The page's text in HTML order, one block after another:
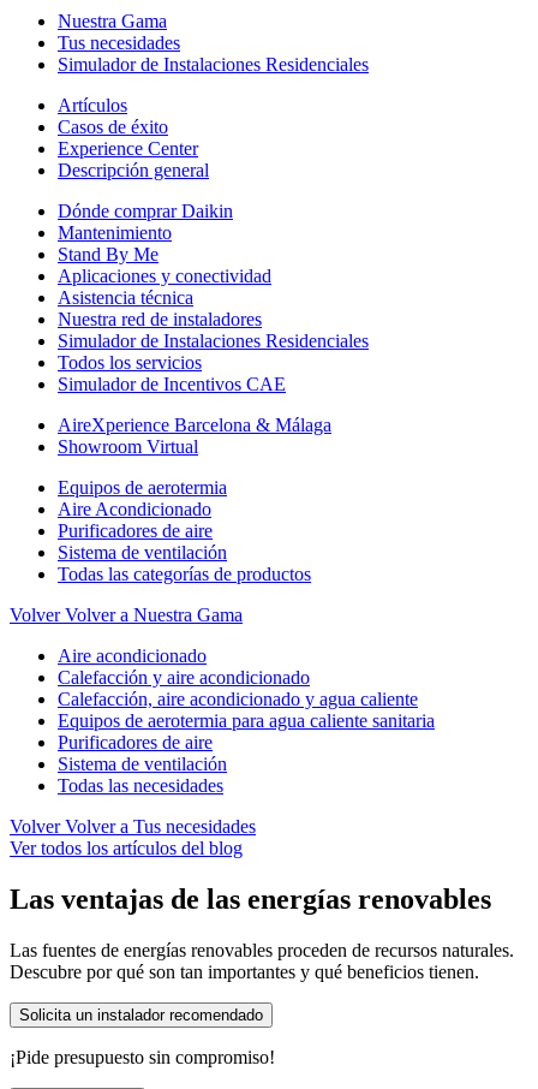
Nuestra Gama
Tus necesidades
Simulador de Instalaciones Residenciales
Artículos
Casos de éxito
Experience Center
Descripción general
Dónde comprar Daikin
Mantenimiento
Stand By Me
Aplicaciones y conectividad
Asistencia técnica
Nuestra red de instaladores
Simulador de Instalaciones Residenciales
Todos los servicios
Simulador de Incentivos CAE
AireXperience Barcelona & Málaga
Showroom Virtual
Equipos de aerotermia
Aire Acondicionado
Purificadores de aire
Sistema de ventilación
Todas las categorías de productos
Volver Volver a Nuestra Gama
Aire acondicionado
Calefacción y aire acondicionado
Calefacción, aire acondicionado y agua caliente
Equipos de aerotermia para agua caliente sanitaria
Purificadores de aire
Sistema de ventilación
Todas las necesidades
Volver Volver a Tus necesidades
Ver todos los artículos del blog
Las ventajas de las energías renovables
Las fuentes de energías renovables proceden de recursos naturales.
Descubre por qué son tan importantes y qué beneficios tienen.
Solicita un instalador recomendado
¡Pide presupuesto sin compromiso!